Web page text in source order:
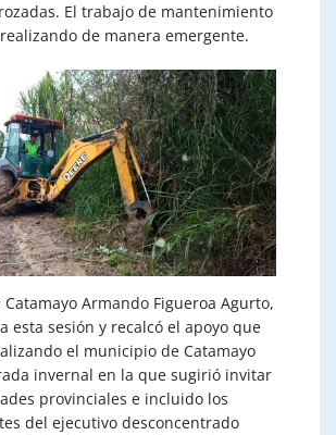
El trabajo de mantenimiento
de manera emergente.
Catamayo Armando Figueroa Agurto,
esta sesión y recalcó el apoyo que
el municipio de Catamayo
invernal en la que sugirió invitar
provinciales e incluido los
del ejecutivo desconcentrado